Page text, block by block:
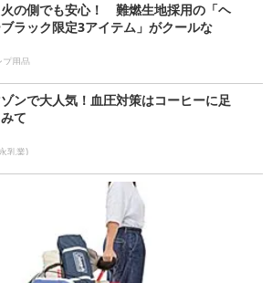
の側でも安心！ 難燃生地採用の「ヘ
ラック限定3アイテム」がクールな
プ用品
ンで大人気！血圧対策はコーヒーに足
て
乳業)